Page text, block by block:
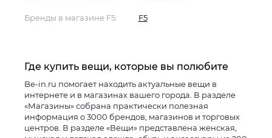
Бренды в магазине F5: F5
Где купить вещи, которые вы полюбите
Be-in.ru помогает находить актуальные вещи в
интернете и в магазинах вашего города. В разделе
«Магазины» собрана практически полезная
информация о 3000 брендов, магазинов и торговых
центров. В разделе «Вещи» представлена женская,